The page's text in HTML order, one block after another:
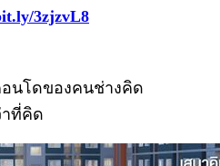
3zjzvL8
อนโดของคนช่างคิด
าที่คิด